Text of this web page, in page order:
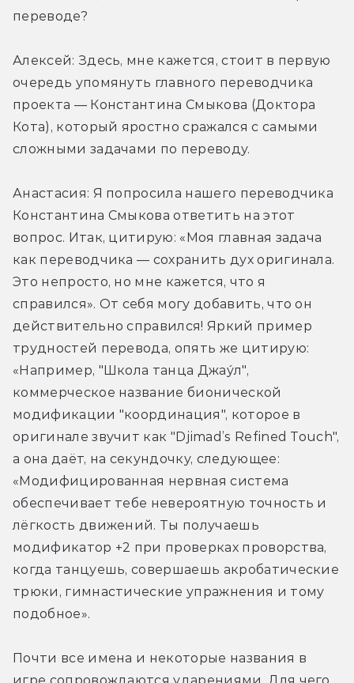
переводе?
Алексей: Здесь, мне кажется, стоит в первую
очередь упомянуть главного переводчика
проекта — Константина Смыкова (Доктора
Кота), который яростно сражался с самыми
сложными задачами по переводу.
Анастасия: Я попросила нашего переводчика
Константина Смыкова ответить на этот
вопрос. Итак, цитирую: «Моя главная задача
как переводчика — сохранить дух оригинала.
Это непросто, но мне кажется, что я
справился». От себя могу добавить, что он
действительно справился! Яркий пример
трудностей перевода, опять же цитирую:
«Например, "Школа танца Джау́л",
коммерческое название бионической
модификации "координация", которое в
оригинале звучит как "Djimad’s Refined Touch",
а она даёт, на секундочку, следующее:
«Модифицированная нервная система
обеспечивает тебе невероятную точность и
лёгкость движений. Ты получаешь
модификатор +2 при проверках проворства,
когда танцуешь, совершаешь акробатические
трюки, гимнастические упражнения и тому
подобное».
Почти все имена и некоторые названия в